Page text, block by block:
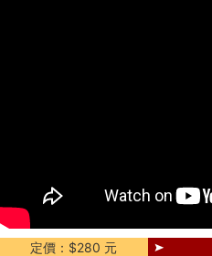
定價：$280 元